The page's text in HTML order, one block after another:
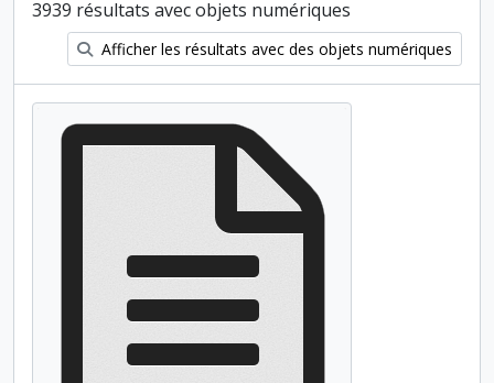
3939 résultats avec objets numériques
Afficher les résultats avec des objets numériques